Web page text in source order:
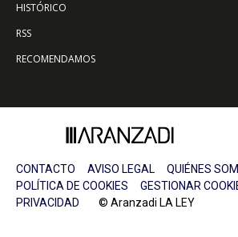
HISTÓRICO
RSS
RECOMENDAMOS
CONTACTO AVISO LEGAL QUIÉNES
POLÍTICA DE COOKIES
GESTIONAR
PRIVACIDAD © Aranzadi LA LEY